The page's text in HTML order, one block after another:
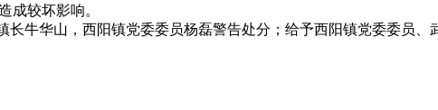
成较坏影响。
牛华山，西阳镇党委委员杨磊警告处分；给予西阳镇党委委员、